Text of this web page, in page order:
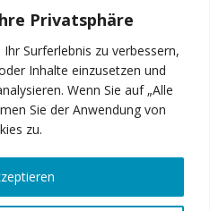
Privatsphäre
Surferlebnis zu verbessern,
Inhalte einzusetzen und
Wenn Sie auf „Alle
Sie der Anwendung von
zu.
v
i
g
a
t